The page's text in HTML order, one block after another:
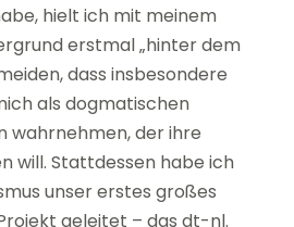
hielt ich mit meinem
erstmal „hinter dem
dass insbesondere
als dogmatischen
wahrnehmen, der ihre
will. Stattdessen habe ich
unser erstes großes
geleitet – das dt-nl.